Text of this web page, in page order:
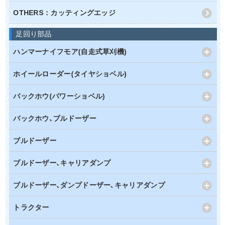
OTHERS：カッティングエッジ
足回り部品
ハンマーナイフモア(自走式草刈機)
ホイールローダー(タイヤショベル)
バックホウ(パワーショベル)
バックホウ､ブルドーザー
ブルドーザー
ブルドーザー､キャリアダンプ
ブルドーザー､ダンプドーザー､キャリアダンプ
トラクター